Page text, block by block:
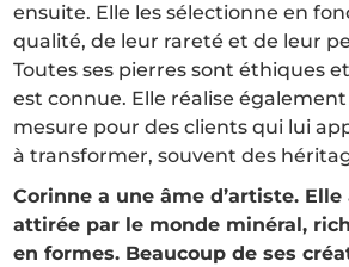
ensuite. Elle les sélectionne en
qualité, de leur rareté et de leur
Toutes ses pierres sont éthiques
est connue. Elle réalise
mesure pour des clients qui lui
à transformer, souvent des
Corinne a une âme d’artiste.
attirée par le monde minéral,
en formes. Beaucoup de ses